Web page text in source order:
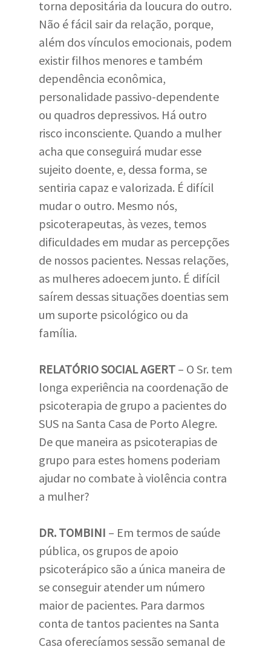
torna depositária da loucura do outro.
Não é fácil sair da relação, porque,
além dos vínculos emocionais, podem
existir filhos menores e também
dependência econômica,
personalidade passivo-dependente
ou quadros depressivos. Há outro
risco inconsciente. Quando a mulher
acha que conseguirá mudar esse
sujeito doente, e, dessa forma, se
sentiria capaz e valorizada. É difícil
mudar o outro. Mesmo nós,
psicoterapeutas, às vezes, temos
dificuldades em mudar as percepções
de nossos pacientes. Nessas relações,
as mulheres adoecem junto. É difícil
saírem dessas situações doentias sem
um suporte psicológico ou da
família.
RELATÓRIO SOCIAL AGERT – O Sr. tem
longa experiência na coordenação de
psicoterapia de grupo a pacientes do
SUS na Santa Casa de Porto Alegre.
De que maneira as psicoterapias de
grupo para estes homens poderiam
ajudar no combate à violência contra
a mulher?
DR. TOMBINI – Em termos de saúde
pública, os grupos de apoio
psicoterápico são a única maneira de
se conseguir atender um número
maior de pacientes. Para darmos
conta de tantos pacientes na Santa
Casa oferecíamos sessão semanal de